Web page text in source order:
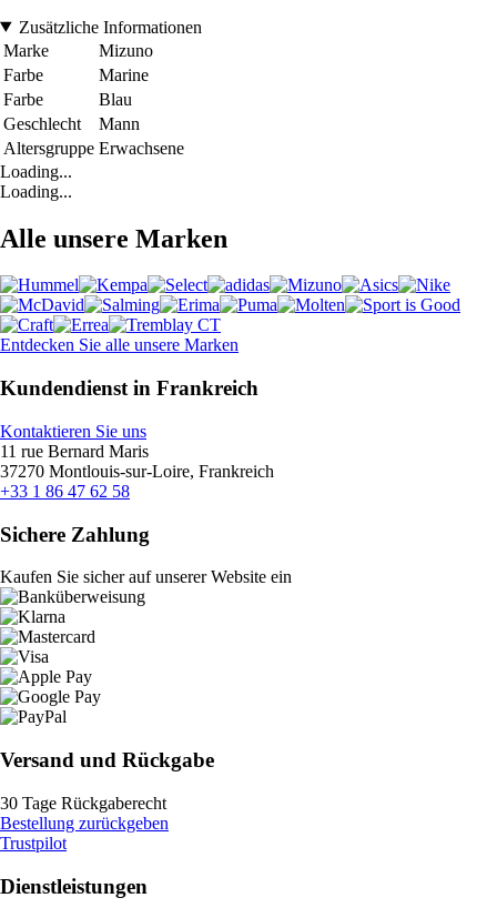
Zusätzliche Informationen
Marke
Mizuno
Farbe
Marine
Farbe
Blau
Geschlecht
Mann
Altersgruppe Erwachsene
Loading...
Loading...
Alle unsere Marken
Entdecken Sie alle unsere Marken
Kundendienst in Frankreich
Kontaktieren Sie uns
11 rue Bernard Maris
37270 Montlouis-sur-Loire, Frankreich
+33 1 86 47 62 58
Sichere Zahlung
Kaufen Sie sicher auf unserer Website ein
Versand und Rückgabe
30 Tage Rückgaberecht
Bestellung zurückgeben
Trustpilot
Dienstleistungen